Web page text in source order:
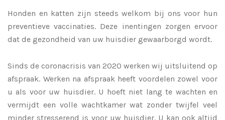
Honden en katten zijn steeds welkom bij ons voor hun
preventieve vaccinaties. Deze inentingen zorgen ervoor
dat de gezondheid van uw huisdier gewaarborgd wordt.
Sinds de coronacrisis van 2020 werken wij uitsluitend op
afspraak. Werken na afspraak heeft voordelen zowel voor
u als voor uw huisdier. U hoeft niet lang te wachten en
vermijdt een volle wachtkamer wat zonder twijfel veel
minder stresserend is voor uw huisdier. U kan ook altijd